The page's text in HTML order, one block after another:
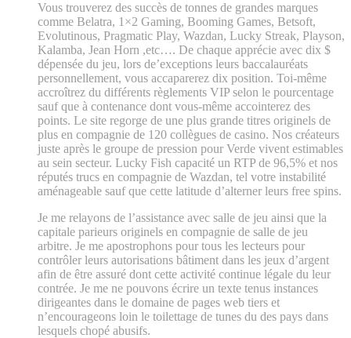
Vous trouverez des succès de tonnes de grandes marques
comme Belatra, 1×2 Gaming, Booming Games, Betsoft,
Evolutinous, Pragmatic Play, Wazdan, Lucky Streak, Playson,
Kalamba, Jean Horn ,etc…. De chaque apprécie avec dix $
dépensée du jeu, lors de’exceptions leurs baccalauréats
personnellement, vous accaparerez dix position. Toi-même
accroîtrez du différents règlements VIP selon le pourcentage
sauf que à contenance dont vous-même accointerez des
points. Le site regorge de une plus grande titres originels de
plus en compagnie de 120 collègues de casino. Nos créateurs
juste après le groupe de pression pour Verde vivent estimables
au sein secteur. Lucky Fish capacité un RTP de 96,5% et nos
réputés trucs en compagnie de Wazdan, tel votre instabilité
aménageable sauf que cette latitude d’alterner leurs free spins.
Je me relayons de l’assistance avec salle de jeu ainsi que la
capitale parieurs originels en compagnie de salle de jeu
arbitre. Je me apostrophons pour tous les lecteurs pour
contrôler leurs autorisations bâtiment dans les jeux d’argent
afin de être assuré dont cette activité continue légale du leur
contrée. Je me ne pouvons écrire un texte tenus instances
dirigeantes dans le domaine de pages web tiers et
n’encourageons loin le toilettage de tunes du des pays dans
lesquels chopé abusifs.